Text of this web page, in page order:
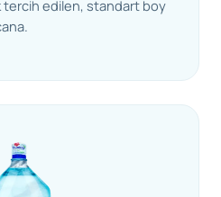
tercih edilen, standart boy